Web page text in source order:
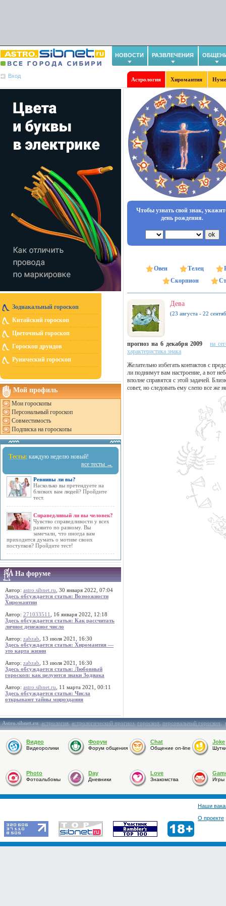
НОВОСТИ РАЗВЛЕЧЕНИЯ
Вход
Астрология Хиромантия
Зодиакальный гороскоп
Китайский гороскоп
Цветочный гороскоп
Гороскоп друидов
Рунический гороскоп
Мой профиль
Мои гороскопы
Персональный гороскоп
Совместимость
Подписка на гороскопы
Тесты: каждую неделю новый!
все тесты →
Ревнивы ли вы?
Насколько вы претендуете на
близких вам людей? Пройдите
тест.
Справедливый ли вы человек?
Чувство справедливости у всех
развито по разному. Вы
замечали, что иногда вам
приходится думать о мотиве своих
поступков? Пройдите тест!
На форуме
Автор: astro.sibnet.ru , 30 января 2022, 07:04
Здесь обсуждается статья: Возможности
Хиромантии
Автор: 271033511
, 16 января 2022, 12:18
Здесь обсуждается статья: Как рассчитать
личное денежное число
Автор: zabzab , 13 июля 2021, 16:30
Здесь обсуждается статья: Хиромантия —
это карта жизни
Автор: zabzab , 13 июля 2021, 16:30
Здесь обсуждается статья: Любовный
гороскоп: как целуются знаки Зодиака
Автор: astro.sibnet.ru , 11 марта 2021, 00:11
Здесь обсуждается статья: Числа
открывают тайны мироздания
Чтобы узнать свой знак,
день рождения.
Овен Телец
Скорпион
Дева
(23 августа - 22
прогноз на 6 декабря 2009
на
характеристика знака
Желательно избегать контактов с
ли поднимут вам настроение, а вот
вполне справятся с этой задачей.
совет, но следовать ему слепо все же
Astro.sibnet.ru:астрология,астрологический прогноз,гороскоп,персональный гороскоп,
Видео
Видеоролики
Форум
Форум общения
Chat
Общение on-line
Joke
Photo
Фотоальбомы
Day
Дневники
Love
Знакомства Игры
Наши
О проекте